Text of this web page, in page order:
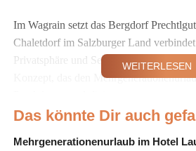
Im Wagrain setzt das Bergdorf
Chaletdorf im Salzburger Land
Privatsphäre und Service auf Fünf-
Konzept, das den
Ein Tagesrhythmus,
WEITERLESEN
Das könnte Dir auch
Mehrgenerationenurlaub im Hotel